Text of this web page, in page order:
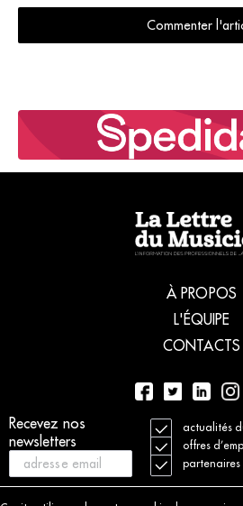
Recevez nos
newsletters
actualités
offres
partenaires
Commenter
À PROPOS
L'ÉQUIPE
CONTACTS
01 56 77 04 00
© 2021 La Lettre du Musicien.